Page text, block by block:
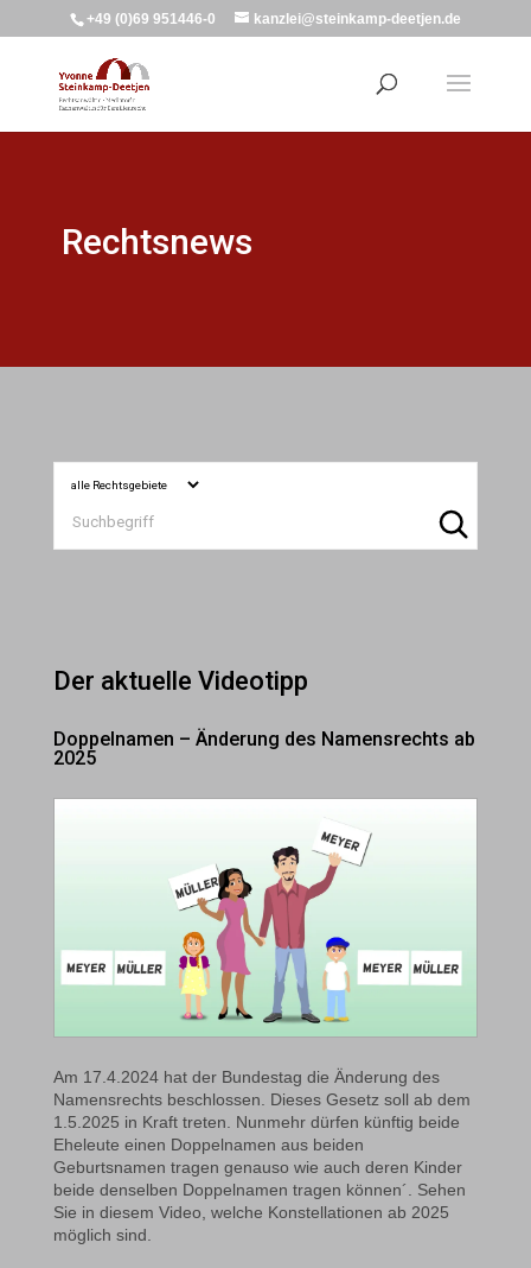
+49 (0)69 951446-0 kanzlei@steinkamp-deetjen.de
Rechtsnews
Der aktuelle Videotipp
Doppelnamen – Änderung des Namensrechts ab
2025
Am 17.4.2024 hat der Bundestag die Änderung des
Namensrechts beschlossen. Dieses Gesetz soll ab dem
1.5.2025 in Kraft treten. Nunmehr dürfen künftig beide
Eheleute einen Doppelnamen aus beiden
Geburtsnamen tragen genauso wie auch deren Kinder
beide denselben Doppelnamen tragen können´. Sehen
Sie in diesem Video, welche Konstellationen ab 2025
möglich sind.